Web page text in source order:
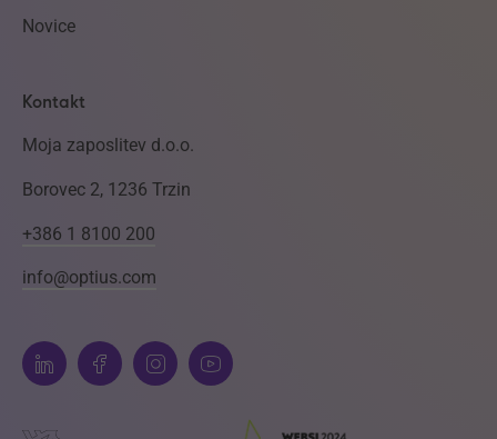
Novice
Kontakt
Moja zaposlitev d.o.o.
Borovec 2, 1236 Trzin
+386 1 8100 200
info@optius.com